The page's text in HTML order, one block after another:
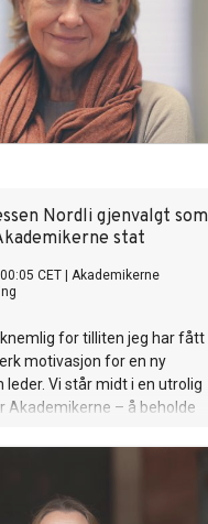
Nordli gjenvalgt som
stat
CET
Akademikerne
for tilliten jeg har fått
motivasjon for en ny
leder. Vi står midt i en utrolig
Akademikerne – å beholde